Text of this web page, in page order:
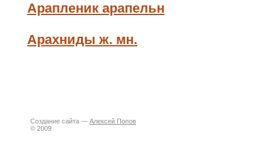
Арапленик арапельн
Арахниды ж. мн.
Создание сайта — Алексей Попов
© 2009